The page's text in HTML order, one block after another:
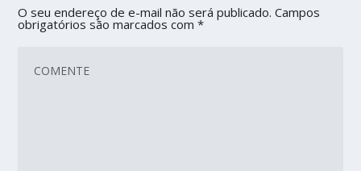
O seu endereço de e-mail não será publicado. Campos
obrigatórios são marcados com*